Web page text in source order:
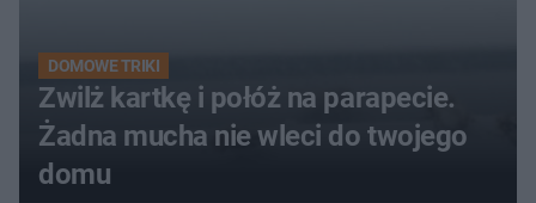
DOMOWE TRIKI
Zwilż kartkę i połóż na parapecie.
Żadna mucha nie wleci do twojego
domu